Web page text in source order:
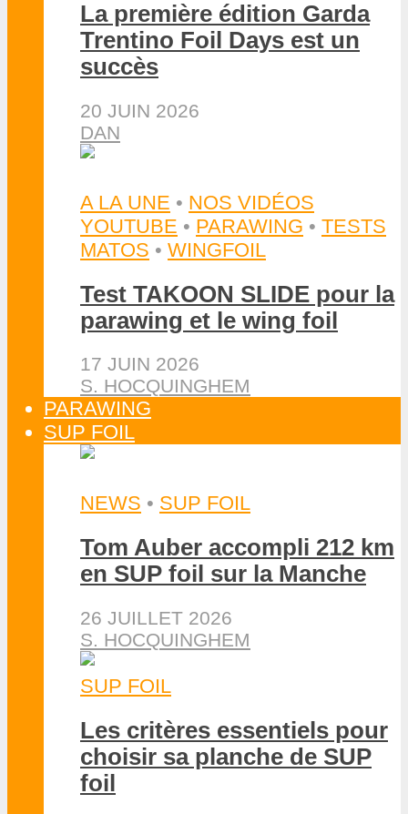
La première édition Garda
Trentino Foil Days est un
succès
20 JUIN 2026
DAN
A LA UNE • NOS VIDÉOS
YOUTUBE • PARAWING • TESTS
MATOS • WINGFOIL
Test TAKOON SLIDE pour la
parawing et le wing foil
17 JUIN 2026
S. HOCQUINGHEM
PARAWING
SUP FOIL
NEWS • SUP FOIL
Tom Auber accompli 212 km
en SUP foil sur la Manche
26 JUILLET 2026
S. HOCQUINGHEM
SUP FOIL
Les critères essentiels pour
choisir sa planche de SUP
foil